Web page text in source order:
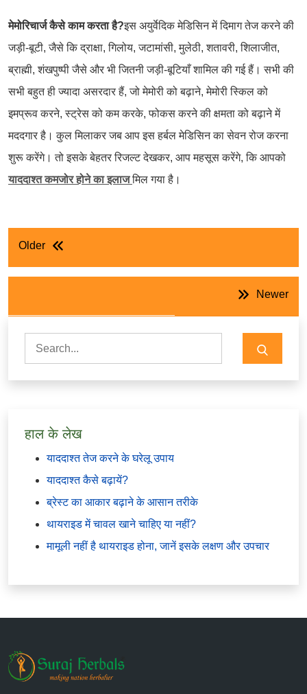
मेमोरिचार्ज कैसे काम करता है?इस अयुर्वेदिक मेडिसिन में दिमाग तेज करने की
जड़ी-बूटी, जैसे कि द्राक्षा, गिलोय, जटामांसी, मुलेठी, शतावरी, शिलाजीत,
ब्राह्मी, शंखपुष्पी जैसे और भी जितनी जड़ी-बूटियाँ शामिल की गई हैं। सभी की
सभी बहुत ही ज्यादा असरदार हैं, जो मेमोरी को बढ़ाने, मेमोरी स्किल को
इमप्रूव करने, स्ट्रेस को कम करके, फोकस करने की क्षमता को बढ़ाने में
मददगार है। कुल मिलाकर जब आप इस हर्बल मेडिसिन का सेवन रोज करना
शुरू करेंगे। तो इसके बेहतर रिजल्ट देखकर, आप महसूस करेंगे, कि आपको
याददाश्त कमजोर होने का इलाजमिल गया है।
पोस्ट
Older
Newer
Search
for:
हाल के लेख
याददाश्त तेज करने के घरेलू उपाय
याददाश्त कैसे बढ़ायें?
ब्रेस्ट का आकार बढ़ाने के आसान तरीके
थायराइड में चावल खाने चाहिए या नहीं?
मामूली नहीं है थायराइड होना, जानें इसके लक्षण और उपचार